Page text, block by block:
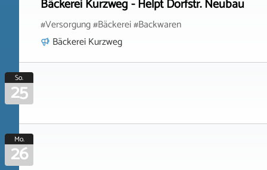
Bäckerei Kurzweg - Helpt Dorfstr. Neubau
#Versorgung #Bäckerei #Backwaren
Bäckerei Kurzweg
So.
25
Mo.
26